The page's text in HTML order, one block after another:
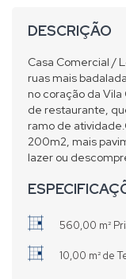
DESCRIÇÃO
Casa Comercial /
ruas mais
no coração da
de restaurante,
ramo de
200m2, mais
lazer ou
560,00 m²
10,00 m² de